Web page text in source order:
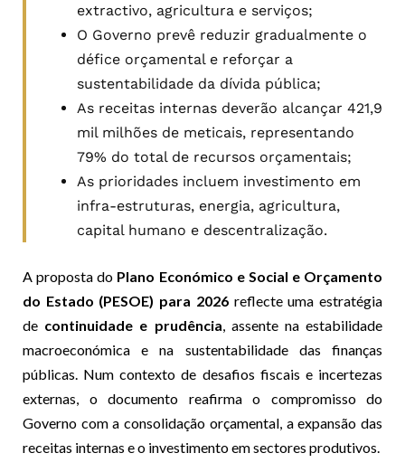
extractivo, agricultura e serviços;
O Governo prevê reduzir gradualmente o
défice orçamental e reforçar a
sustentabilidade da dívida pública;
As receitas internas deverão alcançar 421,9
mil milhões de meticais, representando
79% do total de recursos orçamentais;
As prioridades incluem investimento em
infra-estruturas, energia, agricultura,
capital humano e descentralização.
A proposta do Plano Económico e Social e Orçamento
do Estado (PESOE) para 2026reflecte uma estratégia
de continuidade e prudência, assente na estabilidade
macroeconómica e na sustentabilidade das finanças
públicas. Num contexto de desafios fiscais e incertezas
externas, o documento reafirma o compromisso do
Governo com a consolidação orçamental, a expansão das
receitas internas e o investimento em sectores produtivos.